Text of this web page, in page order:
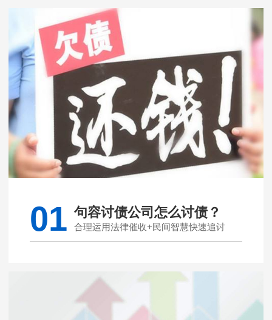
01 句容讨债公司怎么讨债？
合理运用法律催收+民间智慧快速追讨